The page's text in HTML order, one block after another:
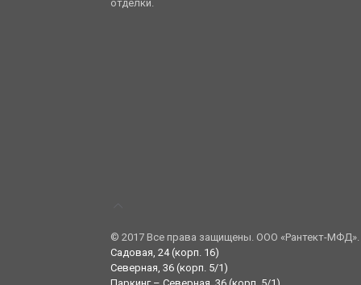
отделки.
© 2017 Все права защищены. ООО «Рантект-МФД».
Садовая, 24 (корп. 16)
Северная, 36 (корп. 5/1)